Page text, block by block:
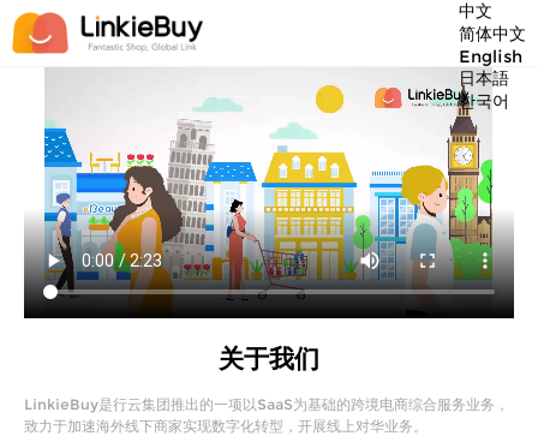
中文
简体中文
English
日本語
한국어
关于我们
LinkieBuy是行云集团推出的一项以SaaS为基础的跨境电商综合服务业务，
致力于加速海外线下商家实现数字化转型，开展线上对华业务。